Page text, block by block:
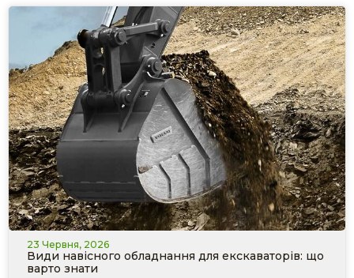
23 Червня, 2026
Види навісного обладнання для екскаваторів: що
варто знати